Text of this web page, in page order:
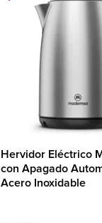
Hervidor Eléctrico
con Apagado
Acero Inoxidable